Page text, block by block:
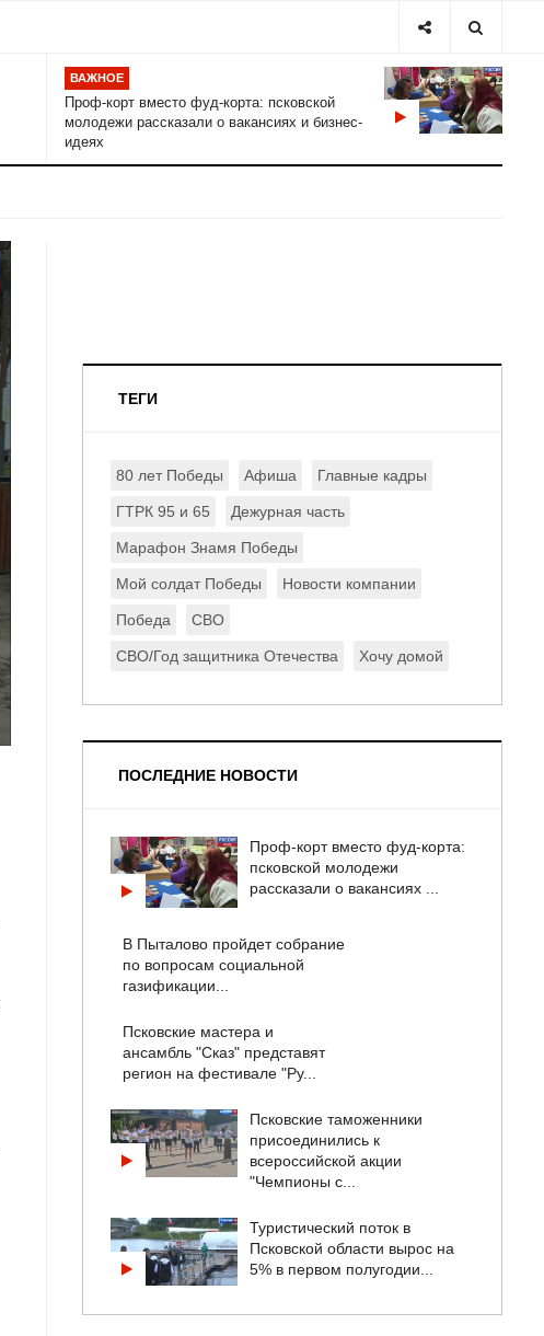
ВАЖНОЕ
Проф-корт вместо фуд-корта: псковской
молодежи рассказали о вакансиях и бизнес-
идеях
ТЕГИ
80 лет Победы Афиша Главные кадры
ГТРК 95 и 65 Дежурная часть
Марафон Знамя Победы
Мой солдат Победы Новости компании
Победа СВО
СВО/Год защитника Отечества Хочу домой
ПОСЛЕДНИЕ НОВОСТИ
Проф-корт вместо фуд-корта:
псковской молодежи
рассказали о вакансиях ...
В Пыталово пройдет собрание
по вопросам социальной
газификации...
Псковские мастера и
ансамбль "Сказ" представят
регион на фестивале "Ру...
Псковские таможенники
присоединились к
всероссийской акции
"Чемпионы с...
Туристический поток в
Псковской области вырос на
5% в первом полугодии...